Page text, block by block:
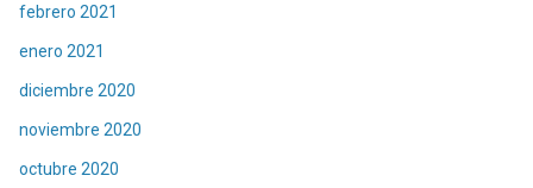
febrero 2021
enero 2021
diciembre 2020
noviembre 2020
octubre 2020